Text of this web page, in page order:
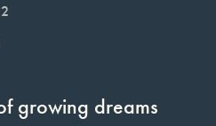
growing dreams